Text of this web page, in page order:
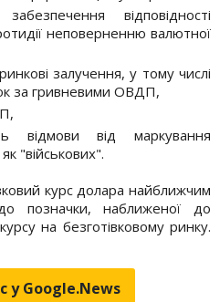
відповідності
неповерненню валютної
залучення, у тому числі
за гривневими ОВДП,
відмови від маркування
"військових".
курс долара найближчим
позначки, наближеної до
на безготівковому ринку.
у Google.News